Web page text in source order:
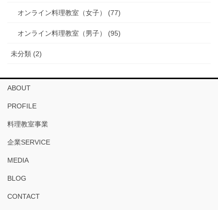
オンライン料理教室（女子） (77)
オンライン料理教室（男子） (95)
未分類 (2)
ABOUT
PROFILE
料理教室事業
企業SERVICE
MEDIA
BLOG
CONTACT